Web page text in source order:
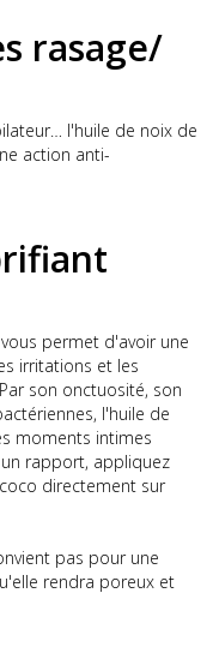
rasage/
l'huile de noix de
action anti-
permet d'avoir une
irritations et les
son onctuosité, son
l'huile de
moments intimes
rapport, appliquez
directement sur
pas pour une
rendra poreux et